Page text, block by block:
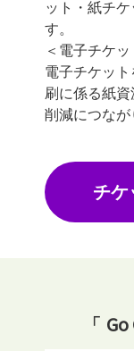
ット・紙チ
す。
＜電子チケ
電子チケッ
刷に係る紙
削減につなが
チケ
「